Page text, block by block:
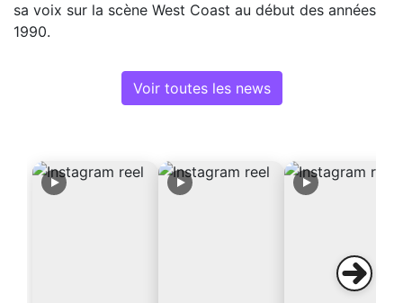
sa voix sur la scène West Coast au début des années
1990.
Voir toutes les news